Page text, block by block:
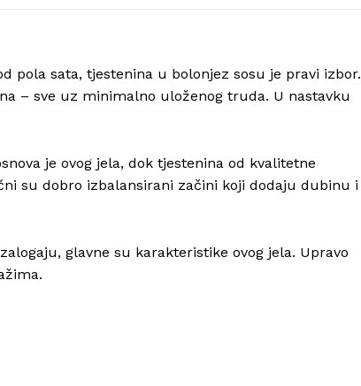
pola sata, tjestenina u bolonjez sosu je pravi izbor.
– sve uz minimalno uloženog truda. U nastavku
je ovog jela, dok tjestenina od kvalitetne
su dobro izbalansirani začini koji dodaju dubinu i
glavne su karakteristike ovog jela. Upravo